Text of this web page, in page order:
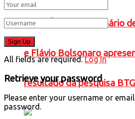
ELEIÇÕES 2026: cenário
e Flávio Bolsonaro
resultado da pesquisa
All fields are required. Log In
Retrieve your password
Please enter your username or
password.